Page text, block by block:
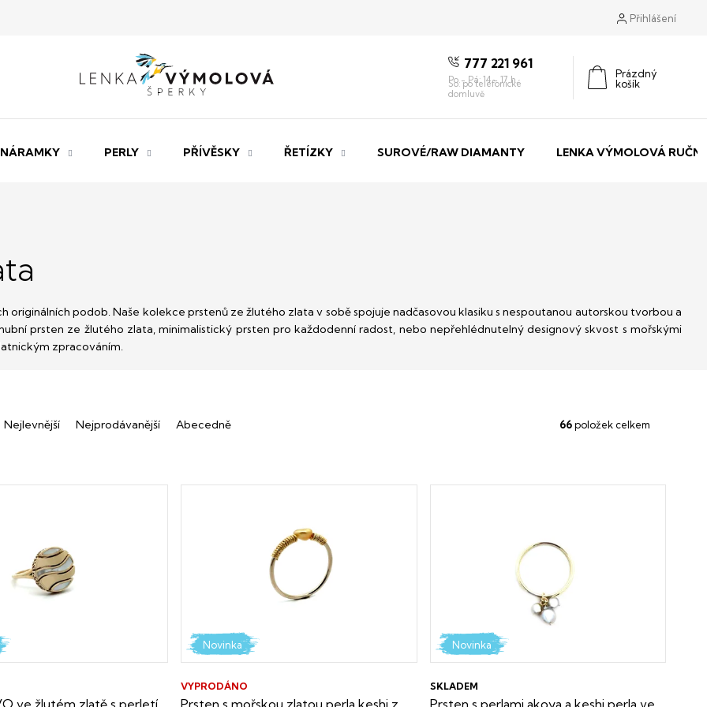
Přihlášení
777 221 961
Nákupní
košík
Prázdný
košík
NÁRAMKY PERLY PŘÍVĚSKY ŘETÍZKY SUROVÉ/RAW DIAMANTY LENKA VÝMOLOVÁ
podob. Naše kolekce prstenů ze žlutého zlata v sobě spojuje nadčasovou klasiku s nespoutanou autorskou tvorbou a
prsten ze žlutého zlata, minimalistický prsten pro každodenní radost, nebo nepřehlédnutelný designový skvost s mořskými
zpracováním.
Nejlevnější Nejprodávanější Abecedně 66položek celkem
ve žlutém zlatě s perletí
Novinka
Prsten s mořskou zlatou perla keshi z
VYPRODÁNO
Novinka
Prsten s perlami akoya a keshi perla ve
SKLADEM